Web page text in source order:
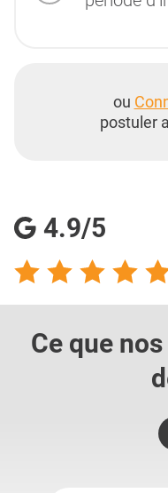
ou
postuler
4.9/5
Ce que